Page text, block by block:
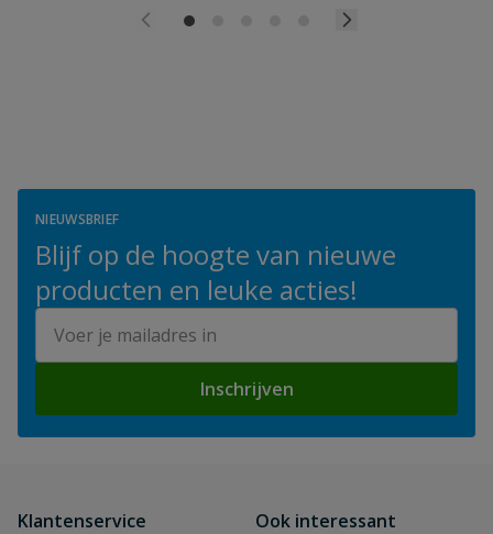
NIEUWSBRIEF
Blijf op de hoogte van nieuwe
producten en leuke acties!
Inschrijven
Klantenservice
Ook interessant